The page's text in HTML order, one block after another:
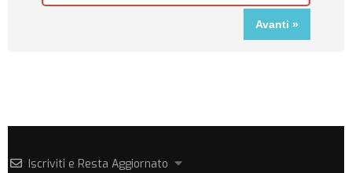
Iscriviti e Resta Aggiornato